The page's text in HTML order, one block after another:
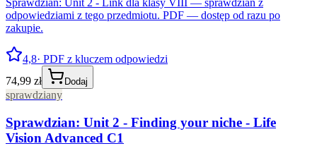
odpowiedziami z tego przedmiotu. PDF — dostęp od razu po
zakupie.
4,8· PDF z kluczem odpowiedzi
74,99 zł
Dodaj
sprawdziany
Sprawdzian: Unit 2 - Finding your niche - Life
Vision Advanced C1